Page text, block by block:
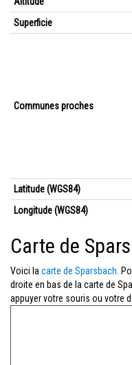
Superficie
Communes proches
Latitude (WGS84)
Longitude (WGS84)
Carte de
Voici la carte de Sparsbach .
droite en bas de la carte de
appuyer votre souris ou votre